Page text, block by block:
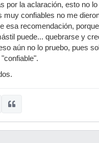
por la aclaración, esto no
muy confiables no me
esa recomendación,
puede... quebrarse y
aún no lo pruebo, pues